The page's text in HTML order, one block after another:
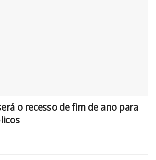
o recesso de fim de ano para